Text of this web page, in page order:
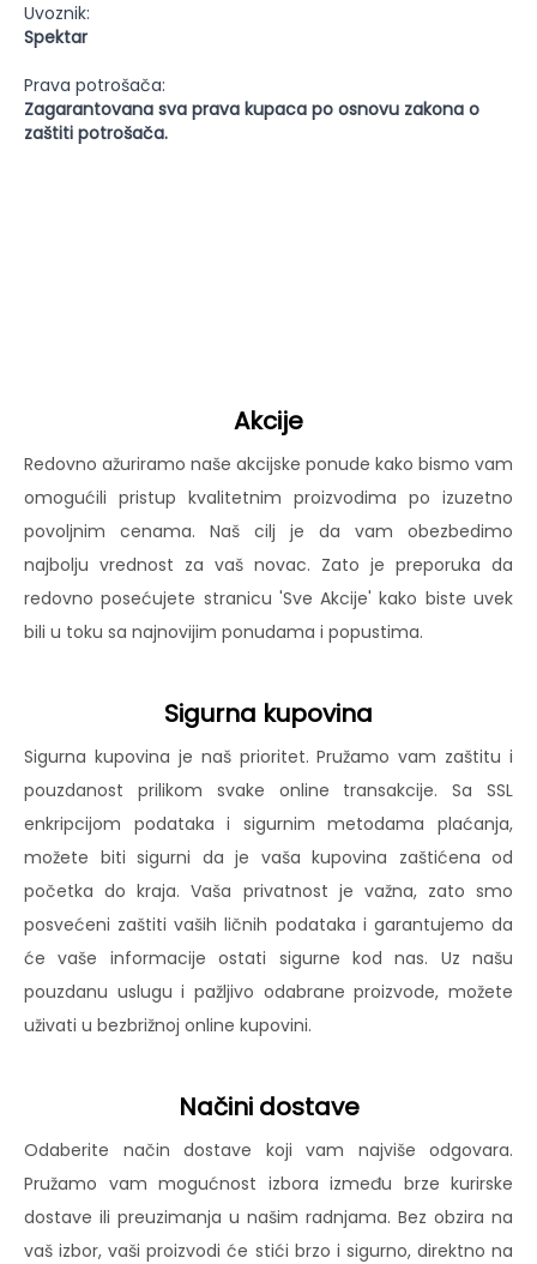
Uvoznik:
Spektar
Prava potrošača:
Zagarantovana sva prava kupaca po osnovu zakona o
zaštiti potrošača.
Akcije
Redovno ažuriramo naše akcijske ponude kako bismo vam
omogućili pristup kvalitetnim proizvodima po izuzetno
povoljnim cenama. Naš cilj je da vam obezbedimo
najbolju vrednost za vaš novac. Zato je preporuka da
redovno posećujete stranicu 'Sve Akcije' kako biste uvek
bili u toku sa najnovijim ponudama i popustima.
Sigurna kupovina
Sigurna kupovina je naš prioritet. Pružamo vam zaštitu i
pouzdanost prilikom svake online transakcije. Sa SSL
enkripcijom podataka i sigurnim metodama plaćanja,
možete biti sigurni da je vaša kupovina zaštićena od
početka do kraja. Vaša privatnost je važna, zato smo
posvećeni zaštiti vaših ličnih podataka i garantujemo da
će vaše informacije ostati sigurne kod nas. Uz našu
pouzdanu uslugu i pažljivo odabrane proizvode, možete
uživati u bezbrižnoj online kupovini.
Načini dostave
Odaberite način dostave koji vam najviše odgovara.
Pružamo vam mogućnost izbora između brze kurirske
dostave ili preuzimanja u našim radnjama. Bez obzira na
vaš izbor, vaši proizvodi će stići brzo i sigurno, direktno na